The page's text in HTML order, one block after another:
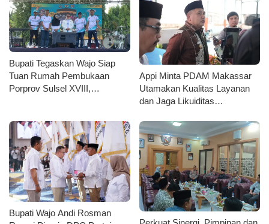
Bupati Tegaskan Wajo Siap
Tuan Rumah Pembukaan
Porprov Sulsel XVIII,
Kolaborasi KONI
Appi Minta PDAM Makassar
Utamakan Kualitas Layanan
dan Jaga Likuiditas
Bupati Wajo Andi Rosman